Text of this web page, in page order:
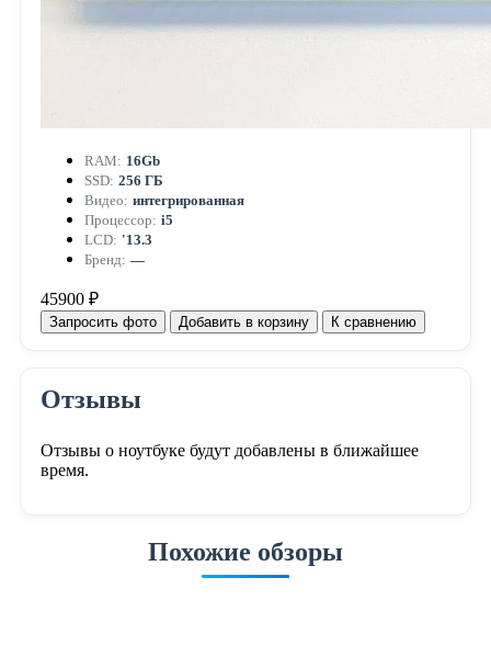
RAM: 16Gb
SSD: 256 ГБ
Видео: интегрированная
Процессор: i5
LCD: '13.3
Бренд: —
45900 ₽
Запросить фото Добавить в корзину К сравнению
Отзывы
Отзывы о ноутбуке будут добавлены в ближайшее
время.
Похожие обзоры